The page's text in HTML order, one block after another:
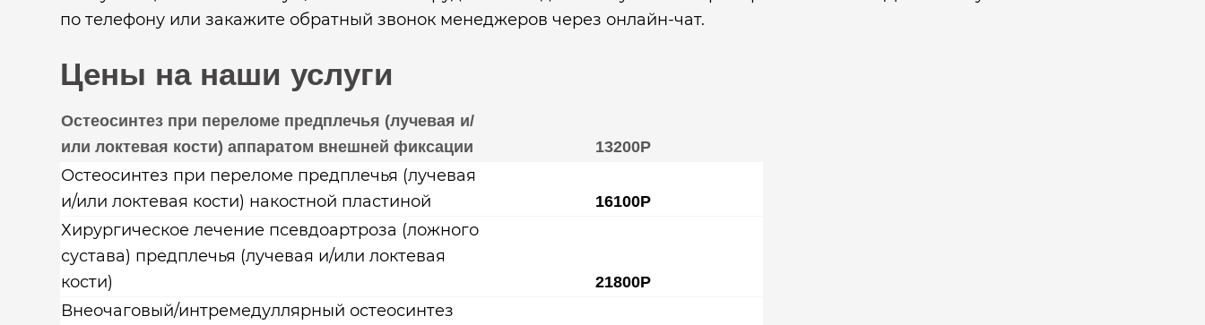
по телефону или закажите обратный звонок менеджеров через онлайн-чат.
Цены на наши услуги
Остеосинтез при переломе предплечья (лучевая и/
или локтевая кости) аппаратом внешней фиксации
13200Р
Остеосинтез при переломе предплечья (лучевая
и/или локтевая кости) накостной пластиной
16100Р
Хирургическое лечение псевдоартроза (ложного
сустава) предплечья (лучевая и/или локтевая
кости)
21800Р
Внеочаговый/интремедуллярный остеосинтез